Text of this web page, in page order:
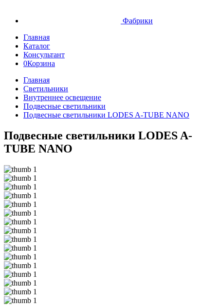
Фабрики
Главная
Каталог
Консультант
0Корзина
Главная
Светильники
Внутреннее освещение
Подвесные светильники
Подвесные светильники LODES A-TUBE NANO
Подвесные светильники LODES A-
TUBE NANO